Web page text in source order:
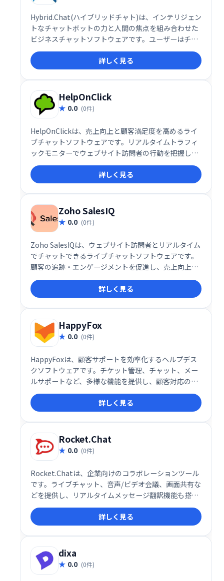
Hybrid.Chat(ハイブリッドチャト)は、インテリジェン
トなチャットボットの力と人間の焦点を組み合わせた
ビジネスチャットソフトウェアです。ユーザーはチャ
ットボットを作成して展開し、顧客、訪問者、潜在的
な顧客と関わり、クエリへのスマートな応答を提供で
きます。
詳しく見る
HelpOnClick
0.0 (0件)
HelpOnClickは、売上向上と顧客満足度を高めるライ
ブチャットソフトウェアです。リアルタイムトラフィ
ックモニターでウェブサイト訪問者の行動を把握し、
適切なタイミングでチャットに招待することで、見込
み客を顧客へと転換します。ウェブサイトへの訪問者
を逃さず、エンゲージメントを高め、売上を伸ばした
い企業に最適なソリューションです。
詳しく見る
Zoho SalesIQ
0.0 (0件)
Zoho SalesIQは、ウェブサイト訪問者とリアルタイム
でチャットできるライブチャットソフトウェアです。
顧客の追跡・エンゲージメントを促進し、売上向上に
貢献します。SEOや広告の効果測定にも役立ちます。2
ユーザーまでは無料で利用可能です。 今すぐ無料プラ
ンを始めましょう！
詳しく見る
HappyFox
0.0 (0件)
HappyFoxは、顧客サポートを効率化するヘルプデス
クソフトウェアです。チケット管理、チャット、メー
ルサポートなど、多様な機能を提供し、顧客対応の迅
速化と業務の効率化を実現します。ユーザーフレンド
リーなインターフェースで、スムーズな導入と運用が
可能です。
詳しく見る
Rocket.Chat
0.0 (0件)
Rocket.Chatは、企業向けのコラボレーションツール
です。ライブチャット、音声/ビデオ会議、画面共有な
どを提供し、リアルタイムメッセージ翻訳機能も搭
載。複数言語での円滑なコミュニケーションを実現
し、チームの生産性向上を支援します。
詳しく見る
dixa
0.0 (0件)